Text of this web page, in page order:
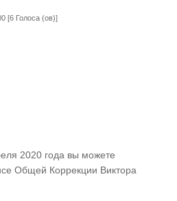
[6 Голоса (ов)]
2020 года вы можете
Общей Коррекции Виктора